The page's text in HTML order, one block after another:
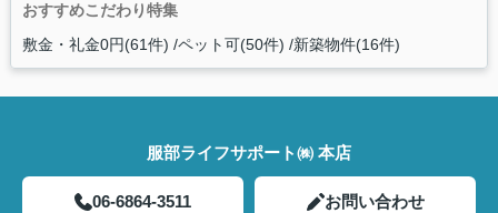
おすすめこだわり特集
敷金・礼金0円(61件) ペット可(50件) 新築物件(16件)
服部ライフサポート㈱ 本店
06-6864-3511 お問い合わせ